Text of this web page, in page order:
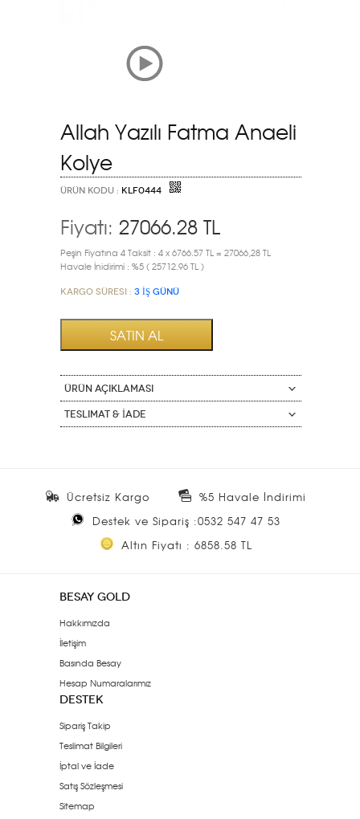
Allah Yazılı Fatma Anaeli
Kolye
ÜRÜN KODU : KLF0444
Fiyatı: 27066.28 TL
Peşin Fiyatına 4 Taksit : 4 x 6766.57 TL = 27066,28 TL
Havale İnidirimi : %5 ( 25712.96 TL )
Kargo Süresi : 3 İŞ GÜNÜ
ÜRÜN AÇIKLAMASI
Teslimat & İade
Ücretsiz Kargo
%5 Havale İndirimi
Destek ve Sipariş :0532 547 47 53
Altın Fiyatı : 6858.58 TL
BESAY GOLD
Hakkımızda
İletişim
Basında Besay
Hesap Numaralarımız
DESTEK
Sipariş Takip
Teslimat Bilgileri
İptal ve İade
Satış Sözleşmesi
Sitemap